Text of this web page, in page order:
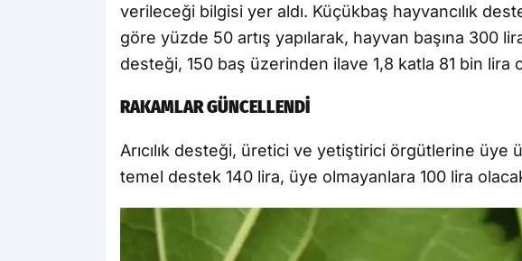
verileceği bilgisi yer aldı. Küçükbaş hayvancılık
göre yüzde 50 artış yapılarak, hayvan başına 300
desteği, 150 baş üzerinden ilave 1,8 katla 81 bin lira
RAKAMLAR GÜNCELLENDİ
Arıcılık desteği, üretici ve yetiştirici örgütlerine üye
temel destek 140 lira, üye olmayanlara 100 lira